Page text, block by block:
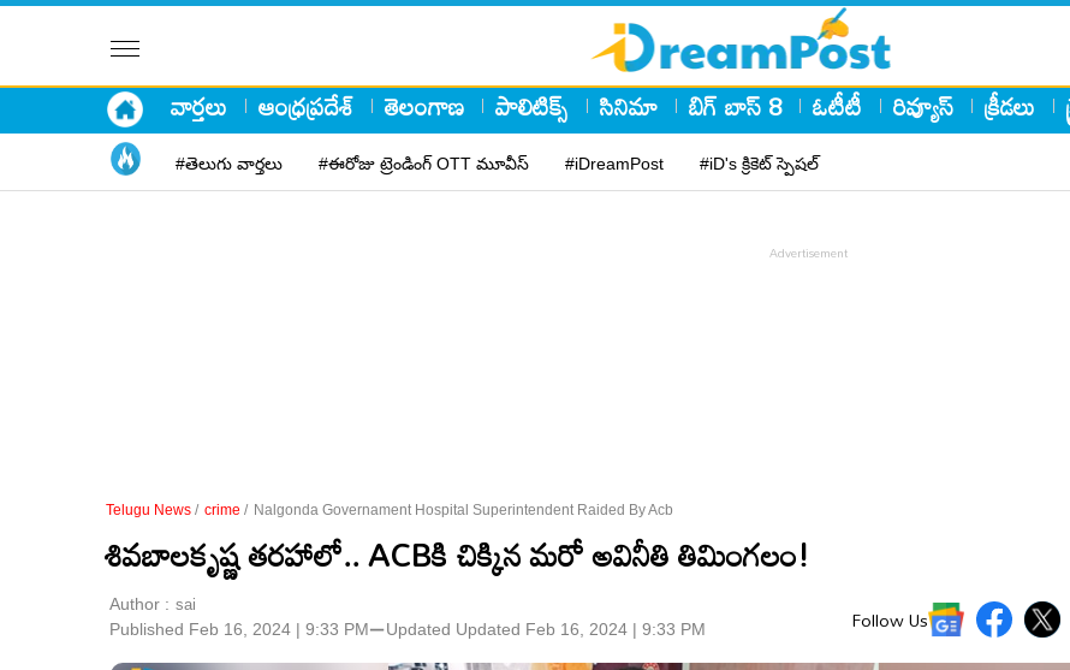
వార్తలు ఆంధ్రప్రదేశ్ తెలంగాణ పాలిటిక్స్ సినిమా బిగ్ బాస్ 8 ఓటీటీ రివ్యూస్ క్రీడలు
#తెలుగు వార్తలు #ఈరోజు ట్రెండింగ్ OTT మూవీస్ #iDreamPost #iD's క్రికెట్ స్పెషల్
Telugu News / crime / Nalgonda Governament Hospital Superintendent Raided By Acb
శివబాలకృష్ణ తరహాలో.. ACBకి చిక్కిన మరో అవినీతి తిమింగలం!
Author : sai
Published Feb 16, 2024 | 9:33 PM⚊Updated Updated Feb 16, 2024 | 9:33 PM Follow Us